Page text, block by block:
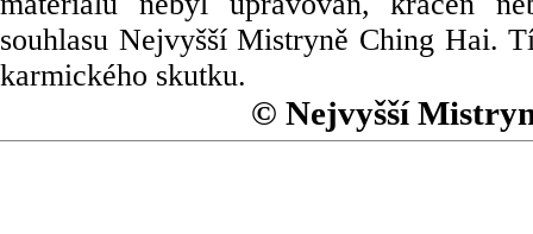
souhlasu Nejvyšší Mistryně Ching Hai.
karmického skutku.
© Nejvyšší